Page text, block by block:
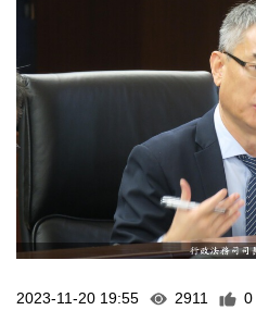
2023-11-20 19:55 2911 0